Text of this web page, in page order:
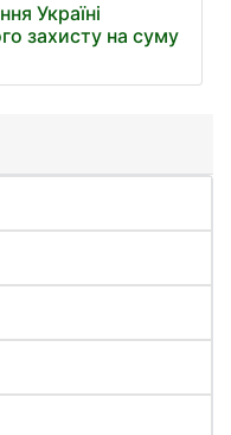
Україні
захисту на суму